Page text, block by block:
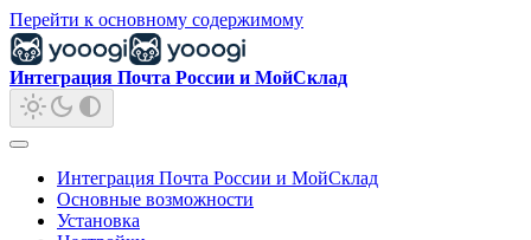
Перейти к основному содержимому
Интеграция Почта России и МойСклад
Интеграция Почта России и МойСклад
Основные возможности
Установка